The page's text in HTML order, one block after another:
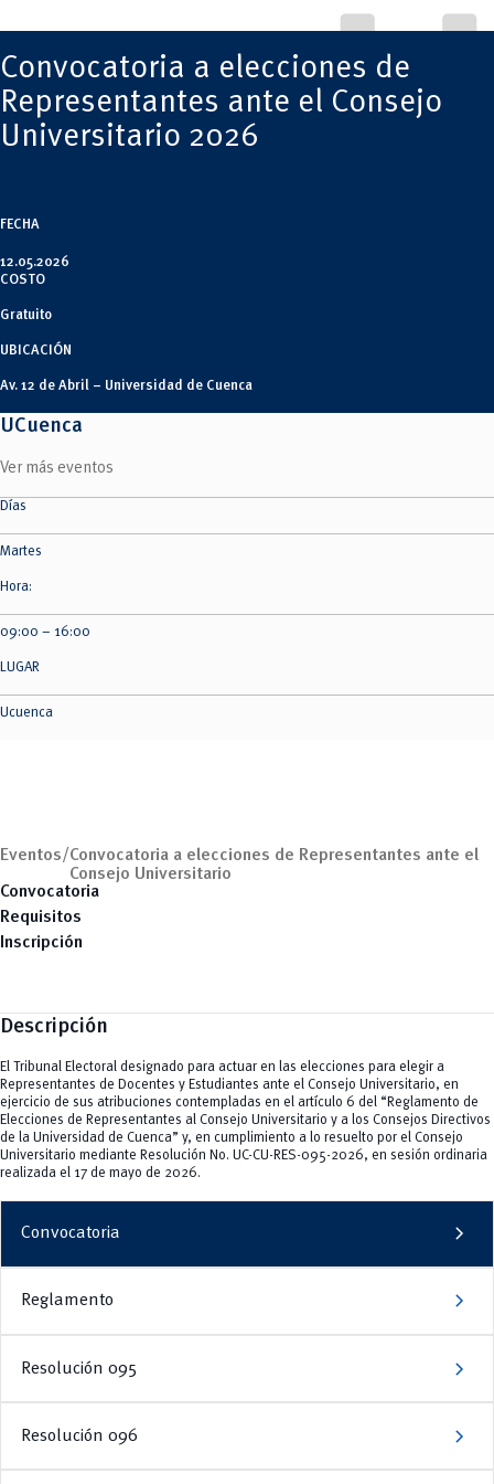
Posgrados
Salud
Sostenibilidad
Vinculación
Convocatoria a elecciones de
Representantes ante el Consejo
Universitario 2026
FECHA
12.05.2026
COSTO
Gratuito
UBICACIÓN
Av. 12 de Abril – Universidad de Cuenca
UCuenca
Ver más eventos
Días
Martes
Hora:
09:00 – 16:00
LUGAR
Ucuenca
Eventos/Convocatoria a elecciones de Representantes ante el
Consejo Universitario
Convocatoria
Requisitos
Inscripción
Descripción
El Tribunal Electoral designado para actuar en las elecciones para elegir a
Representantes de Docentes y Estudiantes ante el Consejo Universitario, en
ejercicio de sus atribuciones contempladas en el artículo 6 del “Reglamento de
Elecciones de Representantes al Consejo Universitario y a los Consejos Directivos
de la Universidad de Cuenca” y, en cumplimiento a lo resuelto por el Consejo
Universitario mediante Resolución No. UC-CU-RES-095-2026, en sesión ordinaria
realizada el 17 de mayo de 2026.
Convocatoria chevron_right
Reglamento chevron_right
Resolución 095 chevron_right
Resolución 096 chevron_right